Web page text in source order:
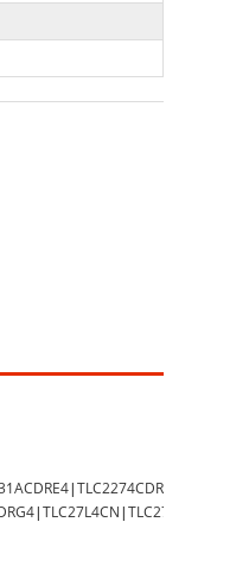
|TLC2274CDRG4
|TLC27L4CN|TLC27M2CDRG4